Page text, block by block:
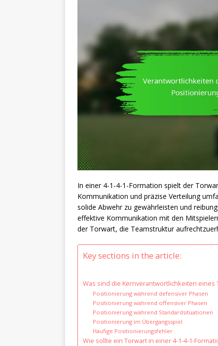
In einer 4-1-4-1-Formation spielt der
Kommunikation und präzise Verteilung
solide Abwehr zu gewährleisten und
effektive Kommunikation mit den
der Torwart, die Teamstruktur
Key sections in the article:
Was sind die Kernverantwortlichkeiten eines
Positionierung während defensiver Phasen
Positionierung während offensiver Phasen
Positionierung während Standardsituationen
Positionierung im Übergangsspiel
Häufige Positionierungsfehler
Wie sollte ein Torwart in einer 4-1-4-1-